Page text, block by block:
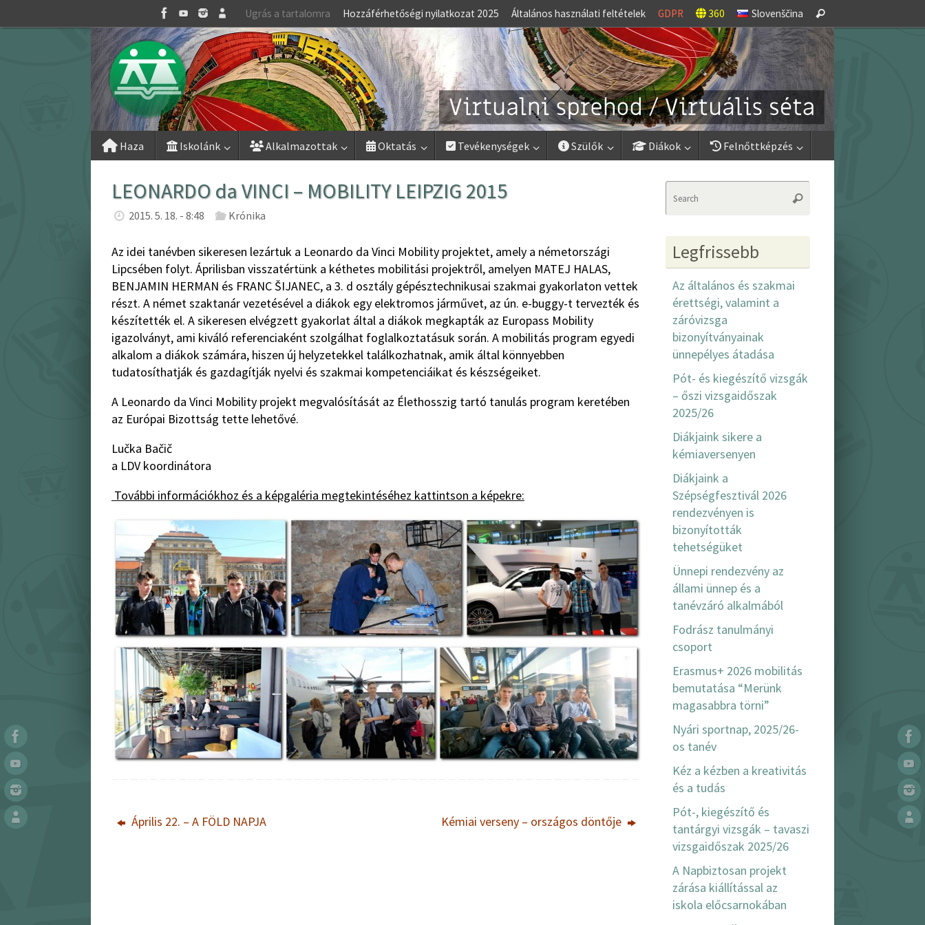
to
Ugrás a tartalomra Hozzáférhetőségi nyilatkozat 2025 Általános használati feltételek GDPR 360 Slovenščina
for:
Search
Skip
Haza Iskolánk Alkalmazottak Oktatás Tevékenységek Szülők Diákok Felnőttképzés
LEONARDO da VINCI – MOBILITY LEIPZIG 2015
2015. 5. 18. - 8:48 Krónika
Az idei tanévben sikeresen lezártuk a Leonardo da Vinci Mobility projektet, amely a németországi
Lipcsében folyt. Áprilisban visszatértünk a kéthetes mobilitási projektről, amelyen MATEJ HALAS,
BENJAMIN HERMAN és FRANC ŠIJANEC, a 3. d osztály gépésztechnikusai szakmai gyakorlaton vettek
részt. A német szaktanár vezetésével a diákok egy elektromos járművet, az ún. e-buggy-t tervezték és
készítették el. A sikeresen elvégzett gyakorlat által a diákok megkapták az Europass Mobility
igazolványt, ami kiváló referenciaként szolgálhat foglalkoztatásuk során. A mobilitás program egyedi
alkalom a diákok számára, hiszen új helyzetekkel találkozhatnak, amik által könnyebben
tudatosíthatják és gazdagítják nyelvi és szakmai kompetenciáikat és készségeiket.
A Leonardo da Vinci Mobility projekt megvalósítását az Élethosszig tartó tanulás program keretében
az Európai Bizottság tette lehetővé.
Lučka Bačič
a LDV koordinátora
További információkhoz és a képgaléria megtekintéséhez kattintson a képekre:
Április 22. – A FÖLD NAPJA Kémiai verseny – országos döntője
Search
Legfrissebb
Az általános és szakmai
érettségi, valamint a
záróvizsga
bizonyítványainak
ünnepélyes átadása
Pót- és kiegészítő vizsgák
– őszi vizsgaidőszak
2025/26
Diákjaink sikere a
kémiaversenyen
Diákjaink a
Szépségfesztivál 2026
rendezvényen is
bizonyították
tehetségüket
Ünnepi rendezvény az
állami ünnep és a
tanévzáró alkalmából
Fodrász tanulmányi
csoport
Erasmus+ 2026 mobilitás
bemutatása “Merünk
magasabbra törni”
Nyári sportnap, 2025/26-
os tanév
Kéz a kézben a kreativitás
és a tudás
Pót-, kiegészítő és
tantárgyi vizsgák – tavaszi
vizsgaidőszak 2025/26
A Napbiztosan projekt
zárása kiállítással az
iskola előcsarnokában